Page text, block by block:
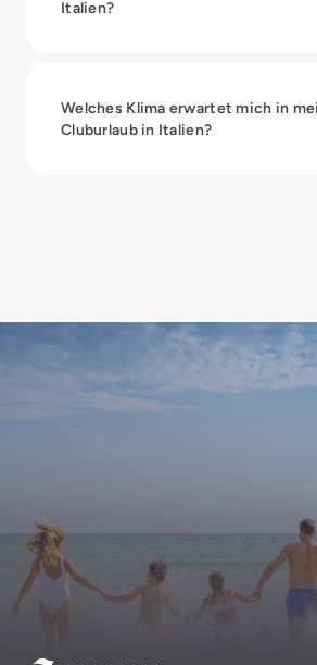
Italien?
Welches Klima erwartet mich in
Cluburlaub in Italien?